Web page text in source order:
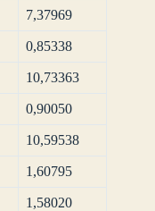
7,37969
0,85338
10,73363
0,90050
10,59538
1,60795
1,58020